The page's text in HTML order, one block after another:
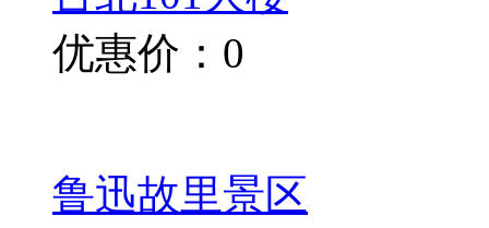
优惠价：0
鲁迅故里景区